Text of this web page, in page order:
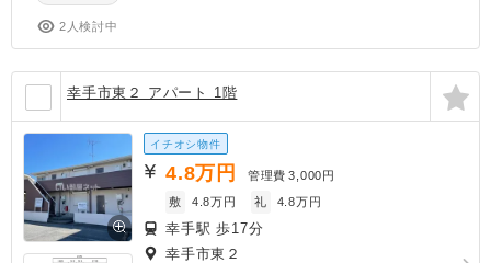
2人検討中
幸手市東２ アパート 1階
イチオシ物件
4.8万円 管理費 3,000円
敷
4.8万円 礼 4.8万円
幸手駅 歩17分
幸手市東２